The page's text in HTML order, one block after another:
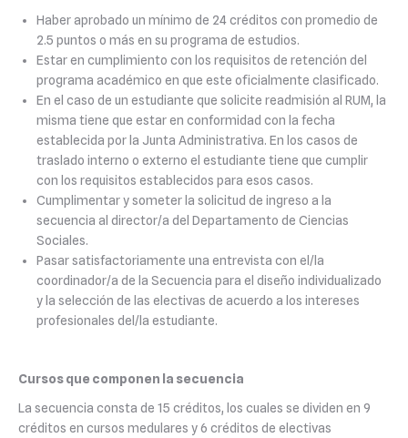
Haber aprobado un mínimo de 24 créditos con promedio de
2.5 puntos o más en su programa de estudios.
Estar en cumplimiento con los requisitos de retención del
programa académico en que este oficialmente clasificado.
En el caso de un estudiante que solicite readmisión al RUM, la
misma tiene que estar en conformidad con la fecha
establecida por la Junta Administrativa. En los casos de
traslado interno o externo el estudiante tiene que cumplir
con los requisitos establecidos para esos casos.
Cumplimentar y someter la solicitud de ingreso a la
secuencia al director/a del Departamento de Ciencias
Sociales.
Pasar satisfactoriamente una entrevista con el/la
coordinador/a de la Secuencia para el diseño individualizado
y la selección de las electivas de acuerdo a los intereses
profesionales del/la estudiante.
Cursos que componen la secuencia
La secuencia consta de 15 créditos, los cuales se dividen en 9
créditos en cursos medulares y 6 créditos de electivas